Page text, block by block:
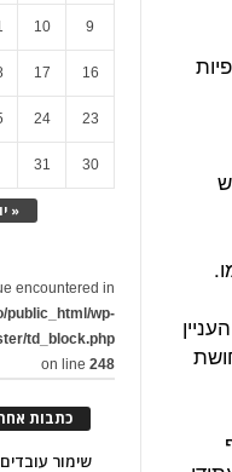
«
9
10
16
17
23
24
30
31
encountered in
public_html/wp-
td_block.php
on line248
כתבות